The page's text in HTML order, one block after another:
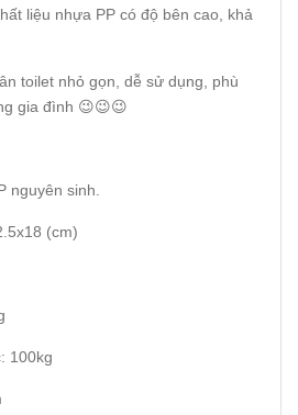
liệu nhựa PP có độ bên cao, khả
toilet nhỏ gọn, dễ sử dụng, phù
gia đình 😉😉😉
sinh.
(cm)
100kg